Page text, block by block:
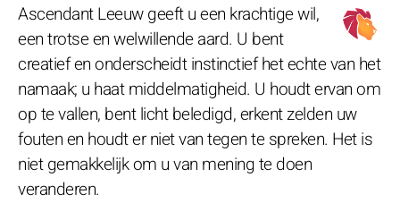
Ascendant Leeuw geeft u een krachtige wil,
een trotse en welwillende aard. U bent
creatief en onderscheidt instinctief het echte van het
namaak; u haat middelmatigheid. U houdt ervan om
op te vallen, bent licht beledigd, erkent zelden uw
fouten en houdt er niet van tegen te spreken. Het is
niet gemakkelijk om u van mening te doen
veranderen.